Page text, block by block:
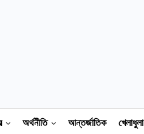
অর্থনীতি আন্তর্জাতিক খেলাধুলা